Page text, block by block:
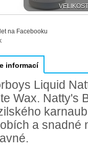
na Facebooku
informací
Liquid
Wax. Natty's
a snadné